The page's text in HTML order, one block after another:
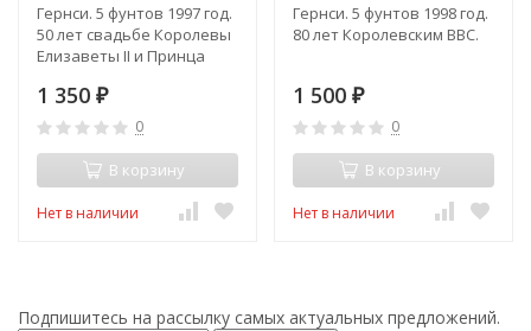
Гернси. 5 фунтов 1997 год.
50 лет свадьбе Королевы
Елизаветы II и Принца
1 350 ₽
0
В корзину
Нет в наличии
Гернси. 5 фунтов 1998 год.
80 лет Королевским ВВС.
1 500 ₽
0
В корзину
Нет в наличии
Подпишитесь на рассылку самых актуальных предложений.